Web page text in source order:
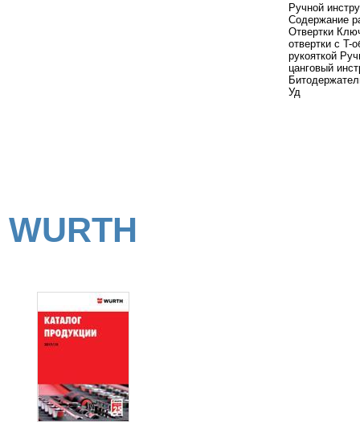
Ручной
Содержание
Отвертки
отвертки с T-
рукояткой
цанговый
Уд
WURTH